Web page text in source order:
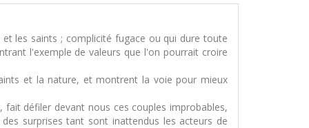
les saints ; complicité fugace ou qui dure toute
l'exemple de valeurs que l'on pourrait croire
et la nature, et montrent la voie pour mieux
défiler devant nous ces couples improbables,
surprises tant sont inattendus les acteurs de